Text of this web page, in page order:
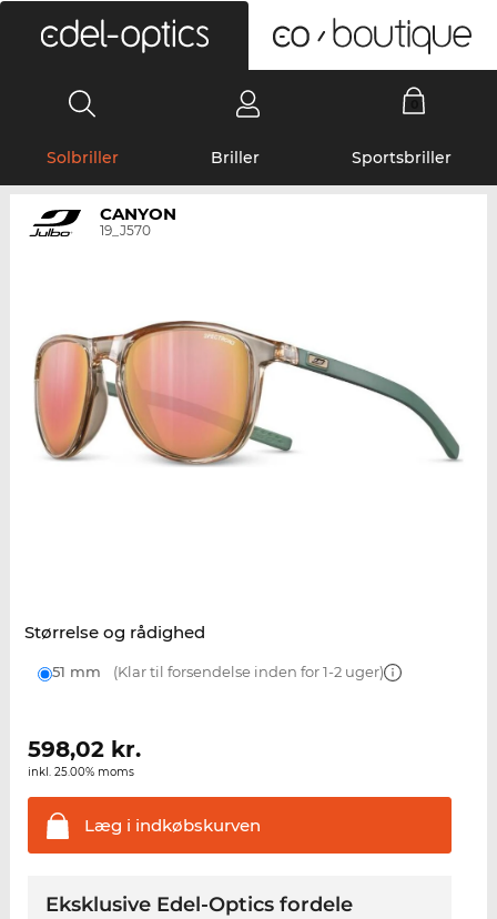
Solbriller Briller Sportsbriller
CANYON
19_J570
Størrelse og rådighed
51 mm (Klar til forsendelse inden for 1-2 uger)
598,02kr.
inkl. 25.00% moms
Læg i indkøbskurven
Eksklusive Edel-Optics fordele